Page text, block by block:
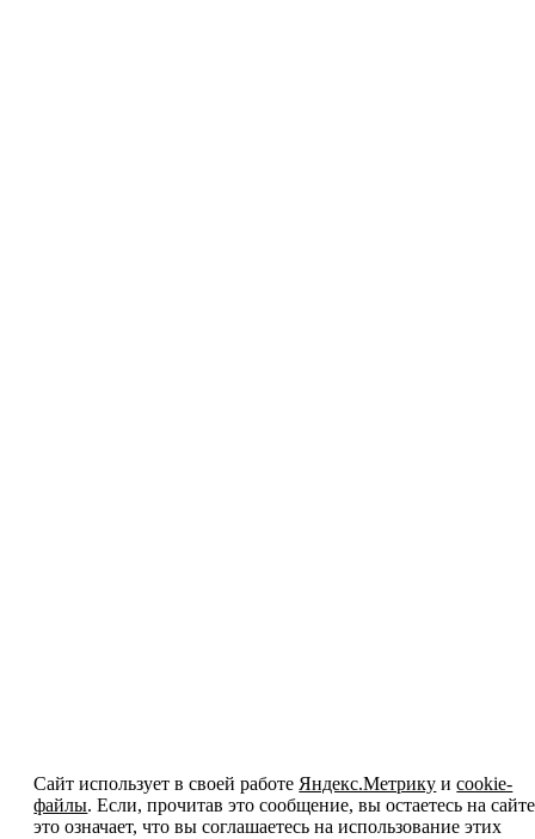
Сайт использует в своей работе Яндекс.Метрику иcookie-
файлы. Если, прочитав это сообщение, вы остаетесь на
это означает, что вы соглашаетесь на использование этих